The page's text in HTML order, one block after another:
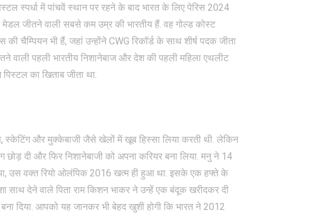
स्पर्धा में पांचवें स्थान पर रहने के बाद भारत के लिए पेरिस 2024
जीतने वाली सबसे कम उम्र की भारतीय हैं. वह गोल्ड कोस्ट
चैम्पियन भी हैं, जहां उन्होंने CWG रिकॉर्ड के साथ शीर्ष पदक जीता
पहली भारतीय निशानेबाज और देश की पहली महिला एथलीट
का खिताब जीता था.
और मुक्केबाजी जैसे खेलों में खूब हिस्सा लिया करती थी. लेकिन
दी और फिर निशानेबाजी को अपना करियर बना लिया. मनु ने 14
उस वक्त रियो ओलंपिक 2016 खत्म ही हुआ था. इसके एक हफ्ते के
साथ देने वाले पिता राम किशन भाकर ने उन्हें एक बंदूक खरीदकर दी
दिया. आपको यह जानकर भी बेहद खुशी होगी कि भारत ने 2012